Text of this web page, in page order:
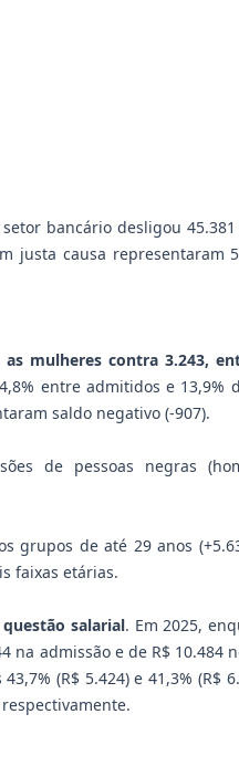
bancário desligou
justa causa representaram
mulheres contra 3.243,
entre admitidos e 13,9%
saldo negativo (-907).
de pessoas negras
grupos de até 29 anos
faixas etárias.
salarial. Em 2025,
na admissão e de R$ 10.484
(R$ 5.424) e 41,3% (R$